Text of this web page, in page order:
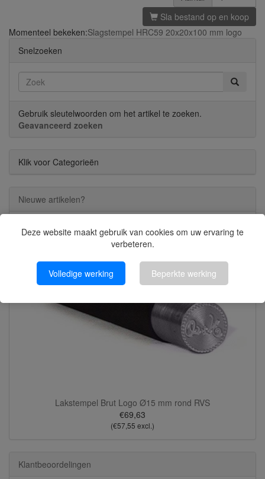
Deze website maakt gebruik van cookies om uw ervaring te
verbeteren.
Volledige werking Beperkte werking
Sla bestand op en koop
Momenteel bekeken:Slagstempel HRC59 20x20x100 mm logo
Snelzoeken
Gebruik sleutelwoorden om het artikel te zoeken.
Geavanceerd zoeken
Klik voor Categorieën
Nieuwe artikelen?
Lakstempel Brut Logo Ø15 mm rond RVS
€69,63
(€57,55 excl.)
Klantbeoordelingen